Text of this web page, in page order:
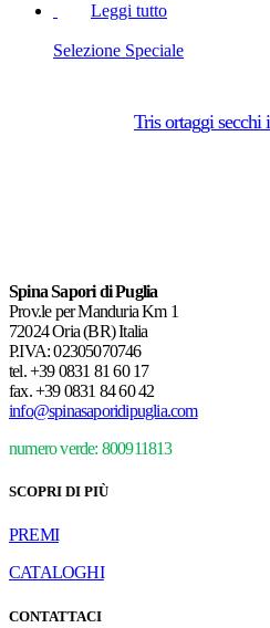
Leggi tutto
Selezione Speciale
Tris ortaggi
Spina Sapori di Puglia
Prov.le per Manduria Km 1
72024 Oria (BR) Italia
P.IVA: 02305070746
tel.+39 0831 81 60 17
fax.+39 0831 84 60 42
info@spinasaporidipuglia.com
numero verde: 800911813
SCOPRI DI PIÙ
PREMI
CATALOGHI
CONTATTACI